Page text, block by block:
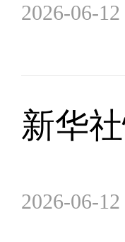
2026-06-12
新华
2026-06-12